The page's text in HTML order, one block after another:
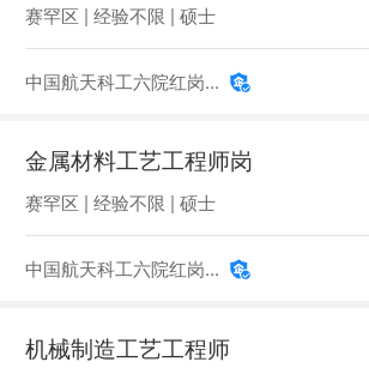
赛罕区 | 经验不限 | 硕士
中国航天科工六院红岗...
金属材料工艺工程师岗
赛罕区 | 经验不限 | 硕士
中国航天科工六院红岗...
机械制造工艺工程师